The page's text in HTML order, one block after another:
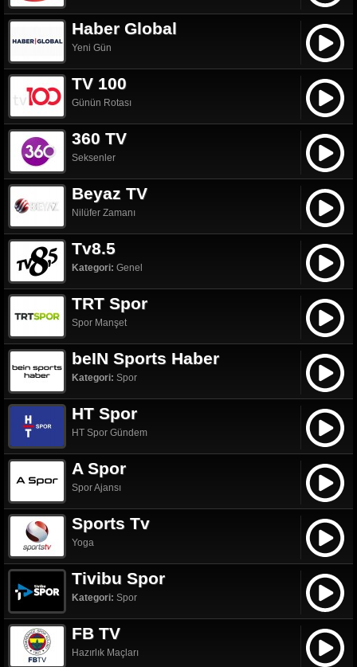
Haber Global
Yeni Gün
TV 100
Günün Rotası
360 TV
Seksenler
Beyaz TV
Nilüfer Zamanı
Tv8.5
Kategori: Genel
TRT Spor
Spor Manşet
beIN Sports Haber
Kategori: Spor
HT Spor
HT Spor Gündem
A Spor
Spor Ajansı
Sports Tv
Yoga
Tivibu Spor
Kategori: Spor
FB TV
Hazırlık Maçları